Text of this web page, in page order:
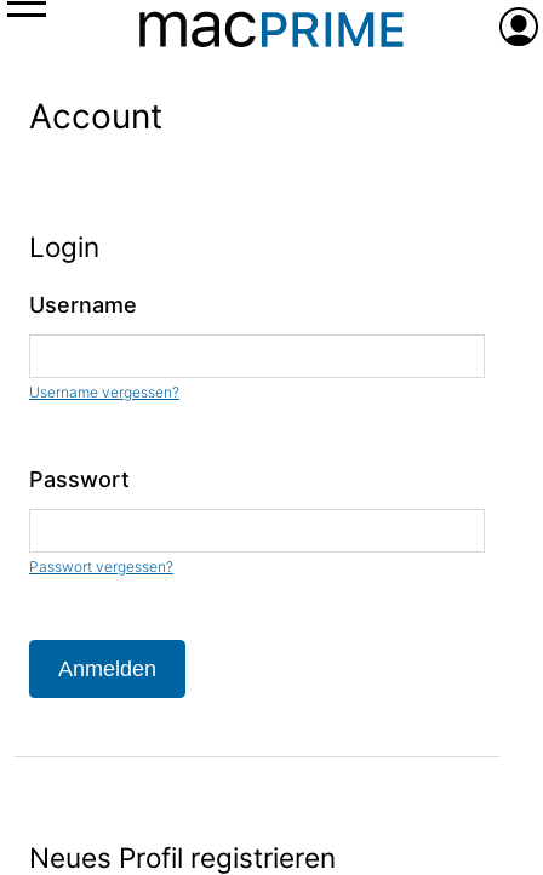
Menü
Account
Login
Username
Username vergessen?
Passwort
Passwort vergessen?
Anmelden
Neues Profil registrieren